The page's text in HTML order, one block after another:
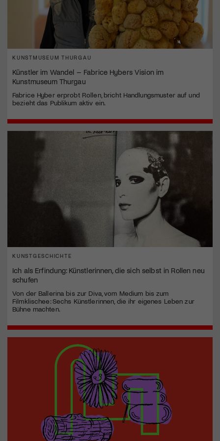
KUNSTMUSEUM THURGAU
Künstler im Wandel – Fabrice Hybers Vision im
Kunstmuseum Thurgau
Fabrice Hyber erprobt Rollen, bricht Handlungsmuster auf und
bezieht das Publikum aktiv ein.
KUNSTGESCHICHTE
Ich als Erfindung: Künstlerinnen, die sich selbst in Rollen neu
schufen
Von der Ballerina bis zur Diva, vom Medium bis zum
Filmklischee: Sechs Künstlerinnen, die ihr eigenes Leben zur
Bühne machten.